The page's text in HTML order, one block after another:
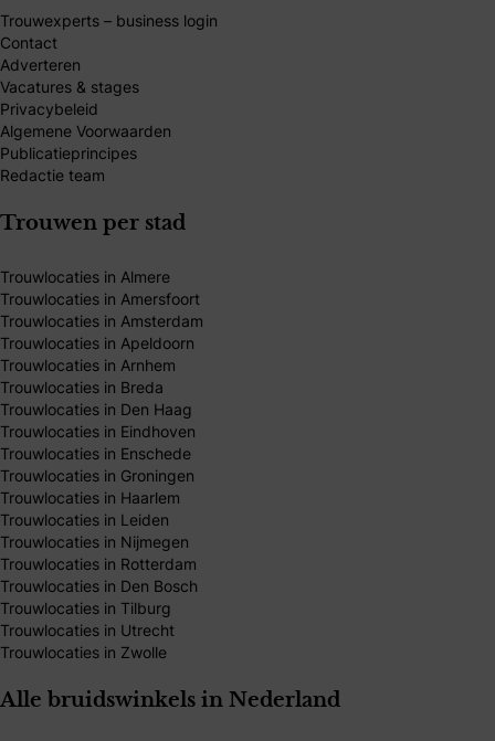
Trouwexperts – business login
Contact
Adverteren
Vacatures & stages
Privacybeleid
Algemene Voorwaarden
Publicatieprincipes
Redactie team
Trouwen per stad
Trouwlocaties in Almere
Trouwlocaties in Amersfoort
Trouwlocaties in Amsterdam
Trouwlocaties in Apeldoorn
Trouwlocaties in Arnhem
Trouwlocaties in Breda
Trouwlocaties in Den Haag
Trouwlocaties in Eindhoven
Trouwlocaties in Enschede
Trouwlocaties in Groningen
Trouwlocaties in Haarlem
Trouwlocaties in Leiden
Trouwlocaties in Nijmegen
Trouwlocaties in Rotterdam
Trouwlocaties in Den Bosch
Trouwlocaties in Tilburg
Trouwlocaties in Utrecht
Trouwlocaties in Zwolle
Alle bruidswinkels in Nederland